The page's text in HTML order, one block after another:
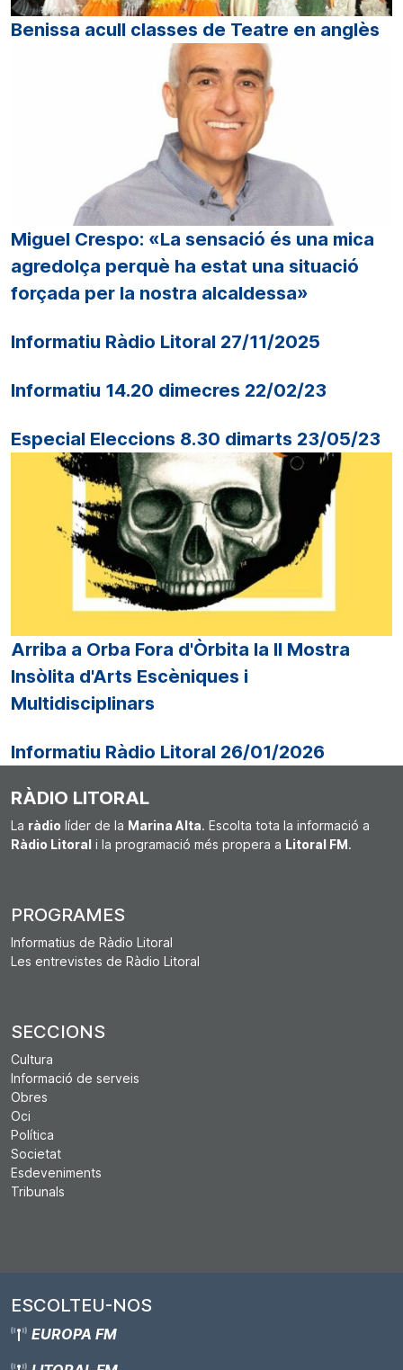
Benissa acull classes de Teatre en anglès
Miguel Crespo: «La sensació és una mica
agredolça perquè ha estat una situació
forçada per la nostra alcaldessa»
Informatiu Ràdio Litoral 27/11/2025
Informatiu 14.20 dimecres 22/02/23
Especial Eleccions 8.30 dimarts 23/05/23
Arriba a Orba Fora d'Òrbita la II Mostra
Insòlita d'Arts Escèniques i
Multidisciplinars
Informatiu Ràdio Litoral 26/01/2026
RÀDIO LITORAL
La ràdio líder de la Marina Alta. Escolta tota la informació a
Ràdio Litoral i la programació més propera a Litoral FM.
PROGRAMES
Informatius de Ràdio Litoral
Les entrevistes de Ràdio Litoral
SECCIONS
Cultura
Informació de serveis
Obres
Oci
Política
Societat
Esdeveniments
Tribunals
ESCOLTEU-NOS
EUROPA FM